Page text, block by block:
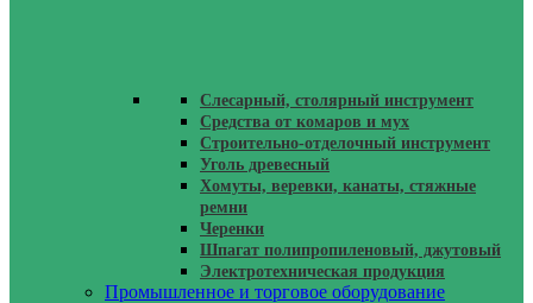
Слесарный, столярный инструмент
Средства от комаров и мух
Строительно-отделочный инструмент
Уголь древесный
Хомуты, веревки, канаты, стяжные
ремни
Черенки
Шпагат полипропиленовый, джутовый
Электротехническая продукция
Промышленное и торговое оборудование